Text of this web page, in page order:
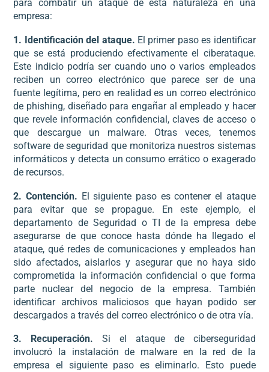
para combatir un ataque de esta naturaleza en una
empresa:
1. Identificación del ataque. El primer paso es identificar
que se está produciendo efectivamente el ciberataque.
Este indicio podría ser cuando uno o varios empleados
reciben un correo electrónico que parece ser de una
fuente legítima, pero en realidad es un correo electrónico
de phishing, diseñado para engañar al empleado y hacer
que revele información confidencial, claves de acceso o
que descargue un malware. Otras veces, tenemos
software de seguridad que monitoriza nuestros sistemas
informáticos y detecta un consumo errático o exagerado
de recursos.
2. Contención. El siguiente paso es contener el ataque
para evitar que se propague. En este ejemplo, el
departamento de Seguridad o TI de la empresa debe
asegurarse de que conoce hasta dónde ha llegado el
ataque, qué redes de comunicaciones y empleados han
sido afectados, aislarlos y asegurar que no haya sido
comprometida la información confidencial o que forma
parte nuclear del negocio de la empresa. También
identificar archivos maliciosos que hayan podido ser
descargados a través del correo electrónico o de otra vía.
3. Recuperación. Si el ataque de ciberseguridad
involucró la instalación de malware en la red de la
empresa el siguiente paso es eliminarlo. Esto puede